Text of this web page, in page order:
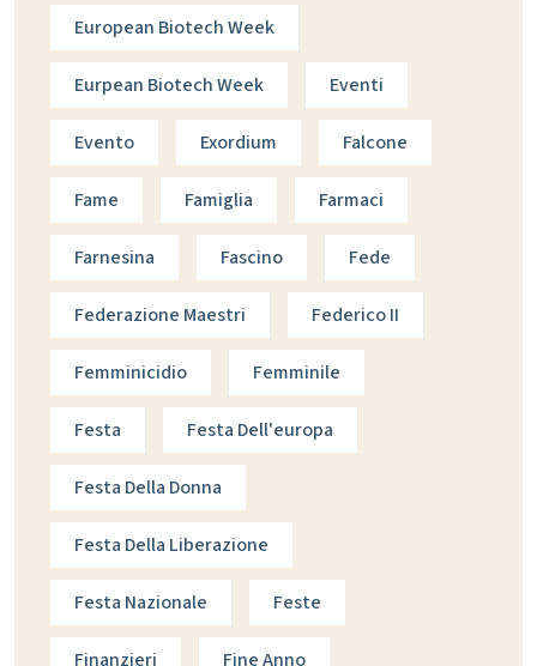
European Biotech Week
Eurpean Biotech Week Eventi
Evento Exordium Falcone
Fame Famiglia Farmaci
Farnesina Fascino Fede
Federazione Maestri Federico II
Femminicidio Femminile
Festa Festa Dell'europa
Festa Della Donna
Festa Della Liberazione
Festa Nazionale Feste
Finanzieri Fine Anno